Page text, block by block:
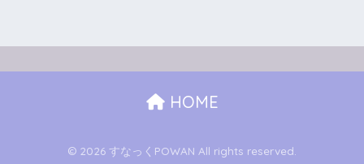
HOME
© 2026 すなっくPOWAN All rights reserved.